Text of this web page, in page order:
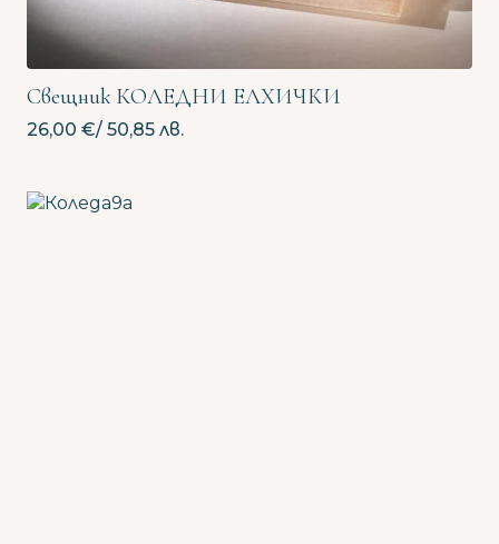
Свещник КОЛЕДНИ ЕЛХИЧКИ
26,00 €/ 50,85 лв.